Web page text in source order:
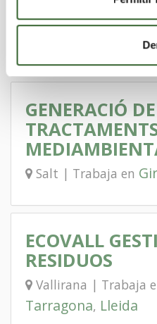
(DECSA)
Girona | Trabaja en
GENERACIÓ DE
Salt | Trabaja en
ECOVALL
RESIDUOS
Vallirana | Trabaja
Tarragona, Lleida